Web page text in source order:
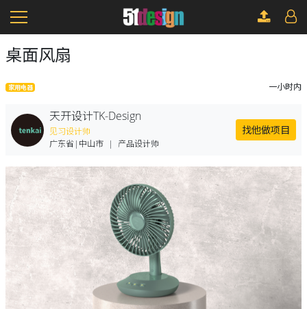
桌面风扇
家用电器 一小时内
天开设计TK-Design
见习设计师
广东省|中山市 | 产品设计师
找他做项目